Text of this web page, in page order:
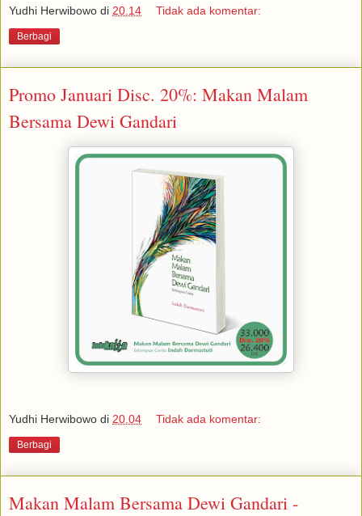
Yudhi Herwibowo di 20.14 Tidak ada komentar:
Berbagi
Promo Januari Disc. 20%: Makan Malam
Bersama Dewi Gandari
Yudhi Herwibowo di 20.04 Tidak ada komentar:
Berbagi
Makan Malam Bersama Dewi Gandari -